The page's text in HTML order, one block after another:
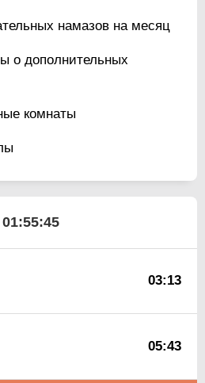
намазов на месяц
о дополнительных
комнаты
01:55:44
03:13
05:43